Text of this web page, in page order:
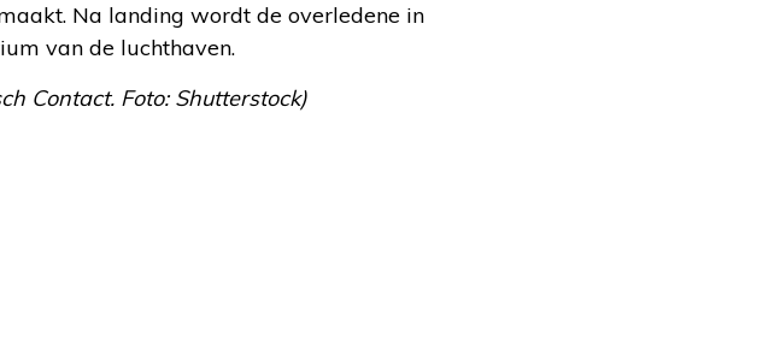
Na landing wordt de overledene in
van de luchthaven.
Contact. Foto: Shutterstock)